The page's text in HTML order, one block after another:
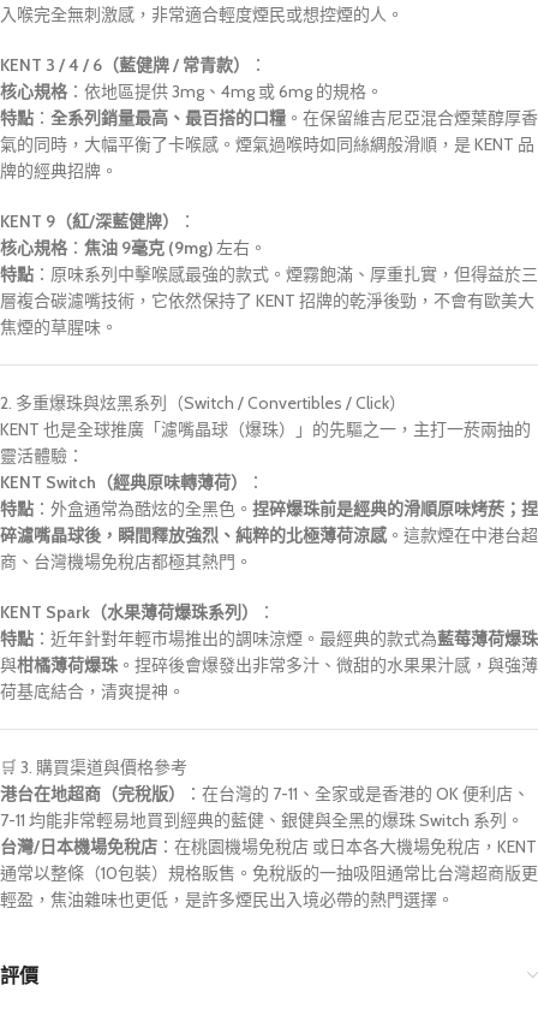
入喉完全無刺激感，非常適合輕度煙民或想控煙的人。
KENT 3 / 4 / 6（藍健牌 / 常青款）
：
核心規格 ：依地區提供 3mg、4mg 或 6mg 的規格。
特點 ： 全系列銷量最高、最百搭的口糧 。在保留維吉尼亞混合煙葉醇厚香
氣的同時，大幅平衡了卡喉感。煙氣過喉時如同絲綢般滑順，是 KENT 品
牌的經典招牌。
KENT 9（紅/深藍健牌）
：
核心規格 ： 焦油 9毫克 (9mg)左右。
特點 ：原味系列中擊喉感最強的款式。煙霧飽滿、厚重扎實，但得益於三
層複合碳濾嘴技術，它依然保持了 KENT 招牌的乾淨後勁，不會有歐美大
焦煙的草腥味。
2. 多重爆珠與炫黑系列（Switch / Convertibles / Click）
KENT 也是全球推廣「濾嘴晶球（爆珠）」的先驅之一，主打一菸兩抽的
靈活體驗：
KENT Switch（經典原味轉薄荷）
：
特點 ：外盒通常為酷炫的全黑色。 捏碎爆珠前是經典的滑順原味烤菸；捏
碎濾嘴晶球後，瞬間釋放強烈、純粹的北極薄荷涼感 。這款煙在中港台超
商、台灣機場免稅店都極其熱門。
KENT Spark（水果薄荷爆珠系列）
：
特點 ：近年針對年輕市場推出的調味涼煙。最經典的款式為藍莓薄荷爆珠
與柑橘薄荷爆珠 。捏碎後會爆發出非常多汁、微甜的水果果汁感，與強薄
荷基底結合，清爽提神。
🛒 3. 購買渠道與價格參考
港台在地超商（完稅版）
：在台灣的 7-11、全家或是香港的 OK 便利店、
7-11 均能非常輕易地買到經典的藍健、銀健與全黑的爆珠 Switch 系列。
台灣/日本機場免稅店 ：在桃園機場免稅店 或日本各大機場免稅店 ，KENT
通常以整條（10包裝）規格販售。免稅版的一抽吸阻通常比台灣超商版更
輕盈，焦油雜味也更低，是許多煙民出入境必帶的熱門選擇。
評價